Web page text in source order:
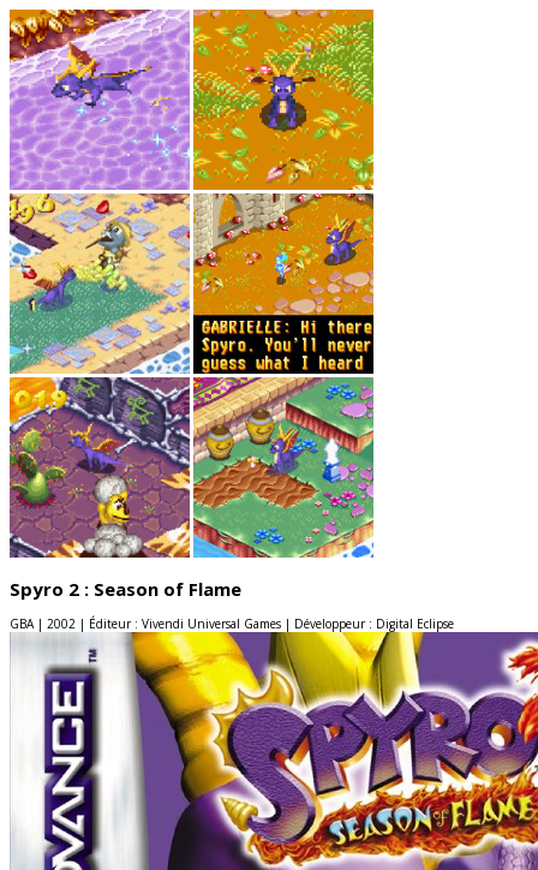
Spyro 2 : Season of Flame
GBA | 2002 | Éditeur : Vivendi Universal Games | Développeur : Digital Eclipse